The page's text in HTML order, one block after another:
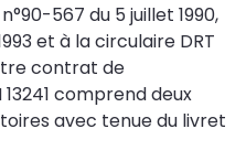
567 du 5 juillet 1990,
et à la circulaire DRT
contrat de
comprend deux
avec tenue du livret